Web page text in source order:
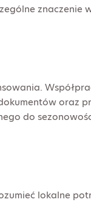
znaczenie
oraz
do
lokalne